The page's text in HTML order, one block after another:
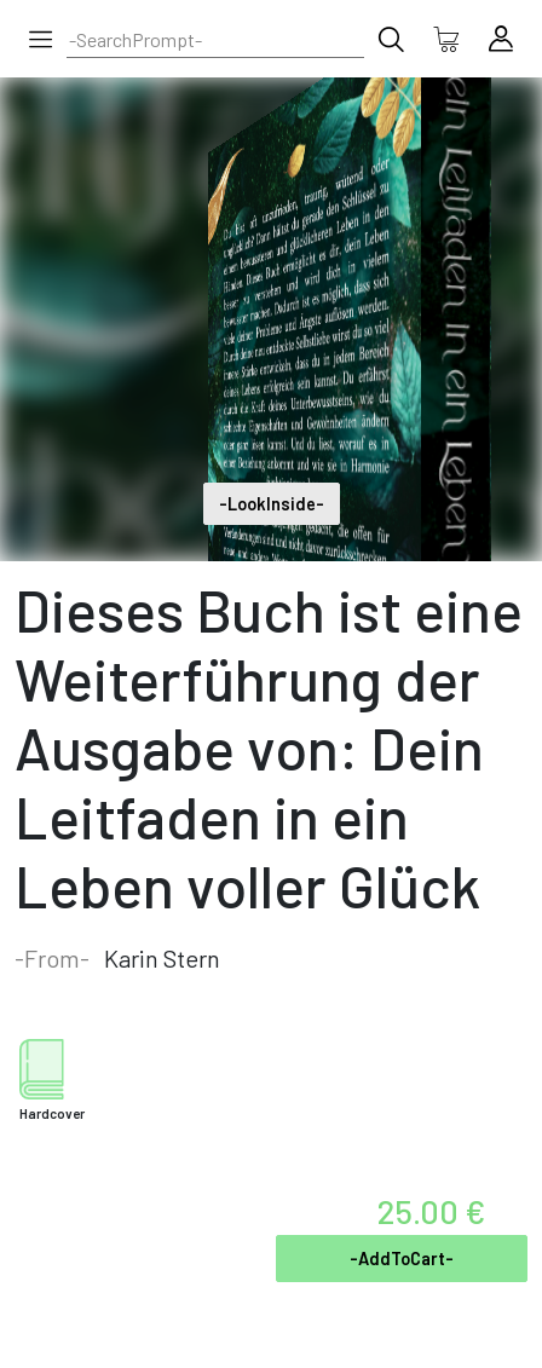
-LookInside-
Dieses Buch ist eine
Weiterführung der
Ausgabe von: Dein
Leitfaden in ein
Leben voller Glück
-From- Karin Stern
Hardcover
25.00 €
-AddToCart-